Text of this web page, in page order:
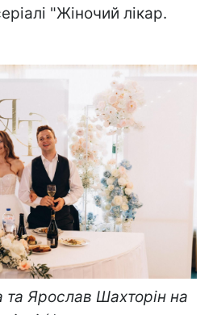
"Жіночий лікар.
та Ярослав Шахторін на